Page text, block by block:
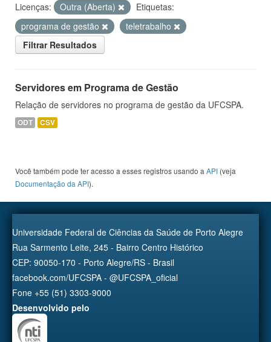
Licenças: Outra (Aberta)
Etiquetas:
programa de gestão
teletrabalho
Filtrar Resultados
Servidores em Programa de Gestão
Relação de servidores no programa de gestão da UFCSPA.
ODT CSV
Você também pode ter acesso a esses registros usando a API (veja
Documentação da API).
Universidade Federal de Ciências da Saúde de Porto Alegre
Rua Sarmento Leite, 245 - Bairro Centro Histórico
CEP: 90050-170 - Porto Alegre/RS - Brasil
facebook.com/UFCSPA - @UFCSPA_oficial
Fone +55 (51) 3303-9000
Desenvolvido pelo